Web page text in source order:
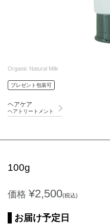
Organic Natural Milk
プレゼント包装可
ヘアケア
ヘアトリートメント
100g
価格 ¥2,500(税込)
お届け予定日